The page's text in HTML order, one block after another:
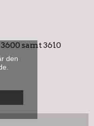
den
samt 3610